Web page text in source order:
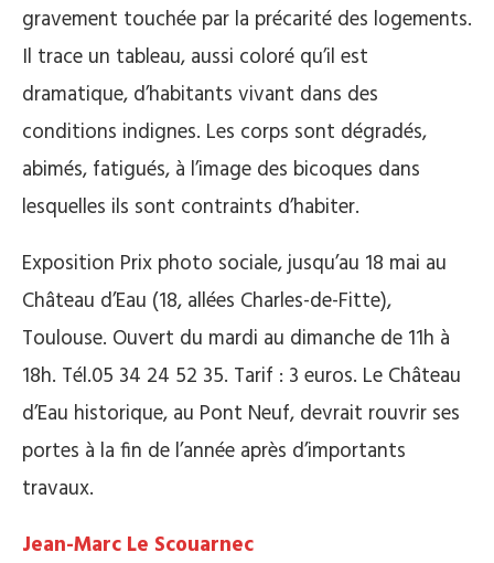
gravement touchée par la précarité des logements.
Il trace un tableau, aussi coloré qu’il est
dramatique, d’habitants vivant dans des
conditions indignes. Les corps sont dégradés,
abimés, fatigués, à l’image des bicoques dans
lesquelles ils sont contraints d’habiter.
Exposition Prix photo sociale, jusqu’au 18 mai au
Château d’Eau (18, allées Charles-de-Fitte),
Toulouse. Ouvert du mardi au dimanche de 11h à
18h. Tél.05 34 24 52 35. Tarif : 3 euros. Le Château
d’Eau historique, au Pont Neuf, devrait rouvrir ses
portes à la fin de l’année après d’importants
travaux.
Jean-Marc Le Scouarnec